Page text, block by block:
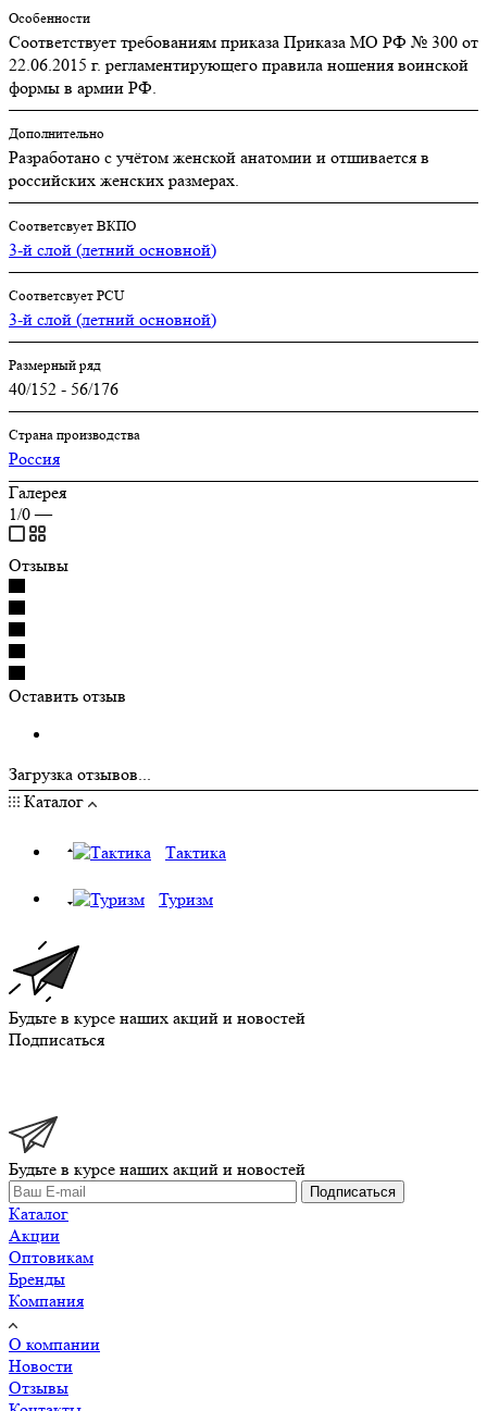
Особенности
Соответствует требованиям приказа Приказа МО РФ № 300 от
22.06.2015 г. регламентирующего правила ношения воинской
формы в армии РФ.
Дополнительно
Разработано с учётом женской анатомии и отшивается в
российских женских размерах.
Соответсвует ВКПО
3-й слой (летний основной)
Соответсвует PCU
3-й слой (летний основной)
Размерный ряд
40/152 - 56/176
Страна производства
Россия
Галерея
1/0 —
Отзывы
Оставить отзыв
Загрузка отзывов...
Каталог
Тактика
Туризм
Будьте в курсе наших акций и новостей
Подписаться
Будьте в курсе наших акций и новостей
Подписаться
Каталог
Акции
Оптовикам
Бренды
Компания
О компании
Новости
Отзывы